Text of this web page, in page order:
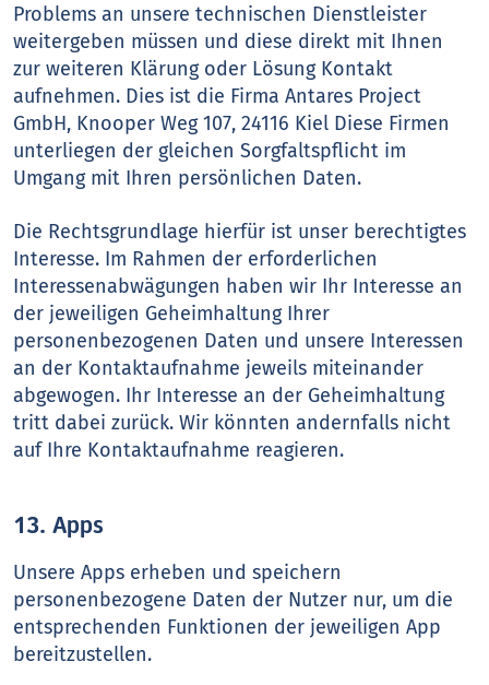
Problems an unsere technischen Dienstleister
weitergeben müssen und diese direkt mit Ihnen
zur weiteren Klärung oder Lösung Kontakt
aufnehmen. Dies ist die Firma Antares Project
GmbH, Knooper Weg 107, 24116 Kiel Diese Firmen
unterliegen der gleichen Sorgfaltspflicht im
Umgang mit Ihren persönlichen Daten.
Die Rechtsgrundlage hierfür ist unser berechtigtes
Interesse. Im Rahmen der erforderlichen
Interessenabwägungen haben wir Ihr Interesse an
der jeweiligen Geheimhaltung Ihrer
personenbezogenen Daten und unsere Interessen
an der Kontaktaufnahme jeweils miteinander
abgewogen. Ihr Interesse an der Geheimhaltung
tritt dabei zurück. Wir könnten andernfalls nicht
auf Ihre Kontaktaufnahme reagieren.
13. Apps
Unsere Apps erheben und speichern
personenbezogene Daten der Nutzer nur, um die
entsprechenden Funktionen der jeweiligen App
bereitzustellen.